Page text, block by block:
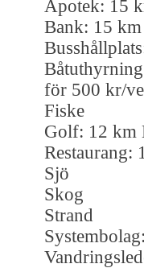
Apotek: 15
Bank: 15 km
för 500 kr/
Fiske
Golf: 12 km
Restaurang:
Sjö
Skog
Strand